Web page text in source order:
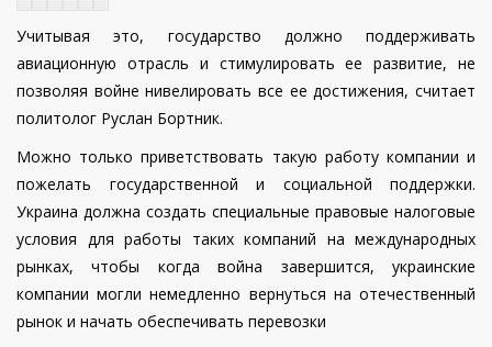
Учитывая это, государство должно поддерживать
авиационную отрасль и стимулировать ее развитие, не
позволяя войне нивелировать все ее достижения, считает
политолог Руслан Бортник.
Можно только приветствовать такую работу компании и
пожелать государственной и социальной поддержки.
Украина должна создать специальные правовые налоговые
условия для работы таких компаний на международных
рынках, чтобы когда война завершится, украинские
компании могли немедленно вернуться на отечественный
рынок и начать обеспечивать перевозки